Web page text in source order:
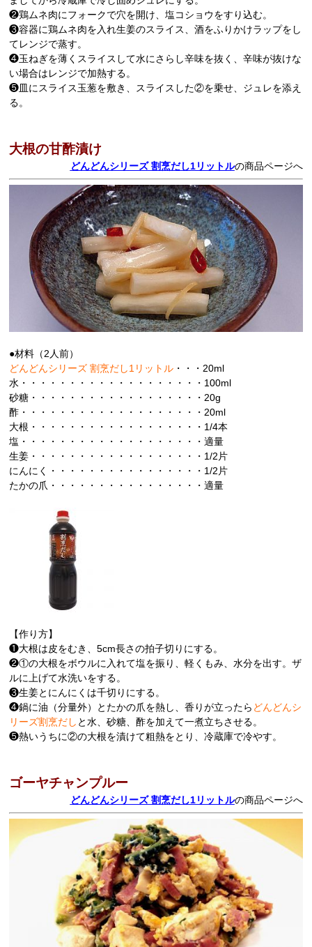
❷鶏ムネ肉にフォークで穴を開け、塩コショウをすり込む。
❸容器に鶏ムネ肉を入れ生姜のスライス、酒をふりかけラップをし
てレンジで蒸す。
❹玉ねぎを薄くスライスして水にさらし辛味を抜く、辛味が抜けな
い場合はレンジで加熱する。
❺皿にスライス玉葱を敷き、スライスした②を乗せ、ジュレを添え
る。
大根の甘酢漬け
どんどんシリーズ 割烹だし1リットルの商品ページへ
●材料（2人前）
どんどんシリーズ 割烹だし1リットル ・・・20ml
水・・・・・・・・・・・・・・・・・・・100ml
砂糖・・・・・・・・・・・・・・・・・・20g
酢・・・・・・・・・・・・・・・・・・・20ml
大根・・・・・・・・・・・・・・・・・・1/4本
塩・・・・・・・・・・・・・・・・・・・適量
生姜・・・・・・・・・・・・・・・・・・1/2片
にんにく・・・・・・・・・・・・・・・・1/2片
たかの爪・・・・・・・・・・・・・・・・適量
【作り方】
❶大根は皮をむき、5cm長さの拍子切りにする。
❷①の大根をボウルに入れて塩を振り、軽くもみ、水分を出す。ザ
ルに上げて水洗いをする。
❸生姜とにんにくは千切りにする。
❹鍋に油（分量外）とたかの爪を熱し、香りが立ったら どんどんシ
リーズ割烹だし と水、砂糖、酢を加えて一煮立ちさせる。
❺熱いうちに②の大根を漬けて粗熱をとり、冷蔵庫で冷やす。
ゴーヤチャンプルー
どんどんシリーズ 割烹だし1リットルの商品ページへ